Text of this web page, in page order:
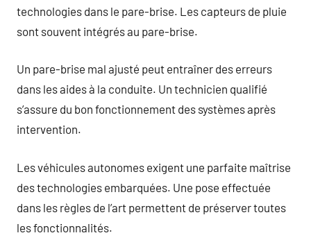
technologies dans le pare-brise. Les capteurs de pluie
sont souvent intégrés au pare-brise.
Un pare-brise mal ajusté peut entraîner des erreurs
dans les aides à la conduite. Un technicien qualifié
s’assure du bon fonctionnement des systèmes après
intervention.
Les véhicules autonomes exigent une parfaite maîtrise
des technologies embarquées. Une pose effectuée
dans les règles de l’art permettent de préserver toutes
les fonctionnalités.